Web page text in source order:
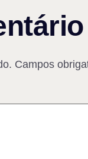
Campos